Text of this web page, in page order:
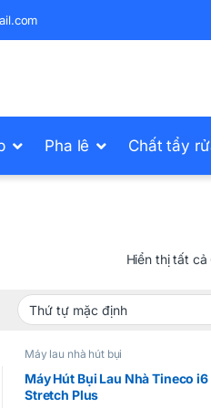
Pha lê Chất tẩy
Hiển thị tất
Máy lau nhà hút bụi
Máy Hút Bụi Lau Nhà Tineco i6
Stretch Plus